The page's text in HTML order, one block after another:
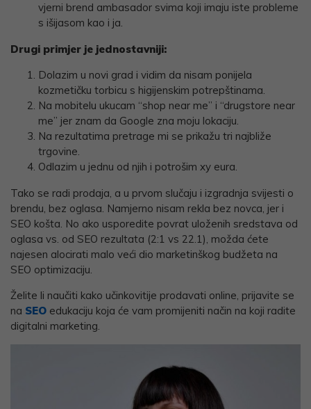
vjerni brend ambasador svima koji imaju iste probleme
s išijasom kao i ja.
Drugi primjer je jednostavniji:
Dolazim u novi grad i vidim da nisam ponijela
kozmetičku torbicu s higijenskim potrepštinama.
Na mobitelu ukucam “shop near me” i “drugstore near
me” jer znam da Google zna moju lokaciju.
Na rezultatima pretrage mi se prikažu tri najbliže
trgovine.
Odlazim u jednu od njih i potrošim xy eura.
Tako se radi prodaja, a u prvom slučaju i izgradnja svijesti o
brendu, bez oglasa. Namjerno nisam rekla bez novca, jer i
SEO košta. No ako usporedite povrat uloženih sredstava od
oglasa vs. od SEO rezultata (2:1 vs 22.1), možda ćete
najesen alocirati malo veći dio marketinškog budžeta na
SEO optimizaciju.
Želite li naučiti kako učinkovitije prodavati online, prijavite se
na SEO edukaciju koja će vam promijeniti način na koji radite
digitalni marketing.